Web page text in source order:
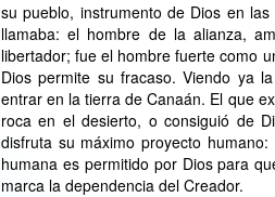
su pueblo, instrumento de Dios en
llamaba: el hombre de la alianza,
libertador; fue el hombre fuerte como
Dios permite su fracaso. Viendo ya
entrar en la tierra de Canaán. El que
roca en el desierto, o consiguió de
disfruta su máximo proyecto
humana es permitido por Dios para
marca la dependencia del Creador.